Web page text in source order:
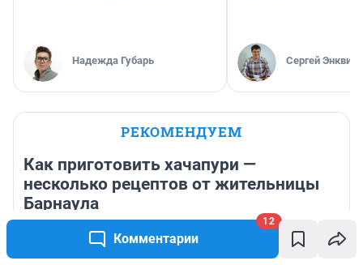
Комментарии
12
Надежда Губарь Сергей Энквист
РЕКОМЕНДУЕМ
Как приготовить хачапури —
несколько рецептов от жительницы
Барнаула
7 220
Накипело у младшей сестры: «Она уехала жить, а я